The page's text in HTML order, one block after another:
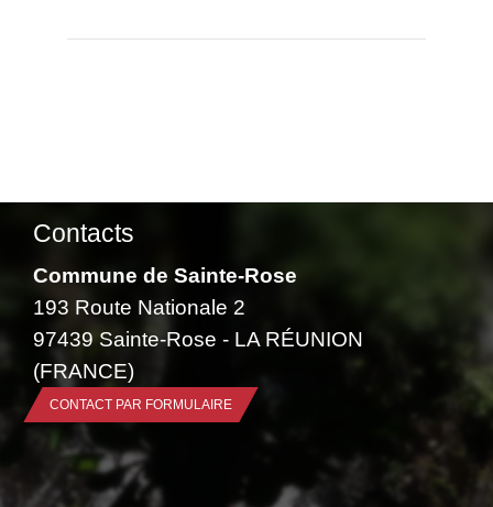
Contacts
Commune de Sainte-Rose
193 Route Nationale 2
97439 Sainte-Rose - LA RÉUNION
(FRANCE)
CONTACT PAR FORMULAIRE